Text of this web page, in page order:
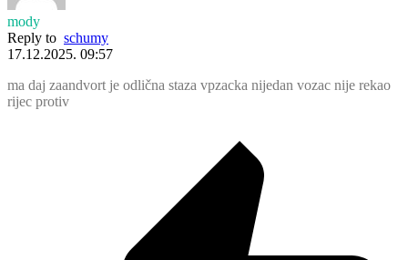
mody
Reply to schumy
17.12.2025. 09:57
ma daj zaandvort je odlična staza vpzacka nijedan vozac nije rekao
rijec protiv